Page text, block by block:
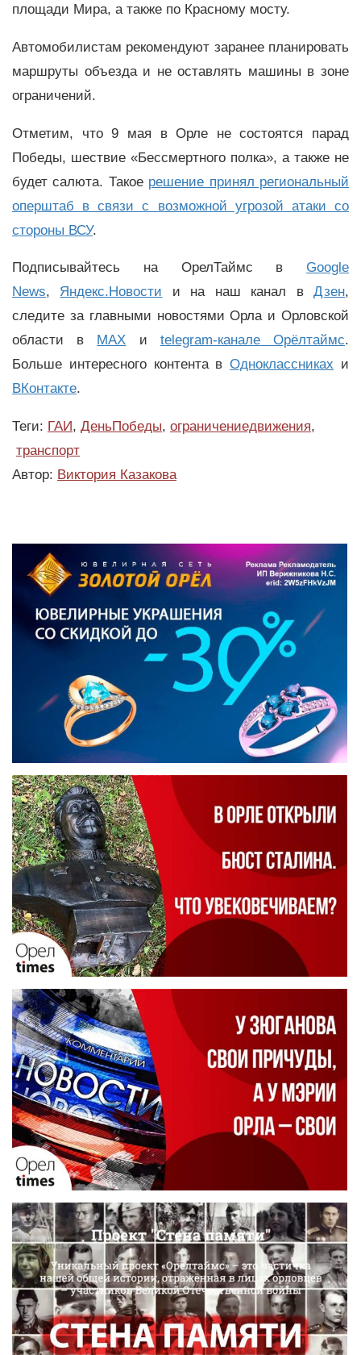
площади Мира, а также по Красному мосту.
Автомобилистам рекомендуют заранее планировать
маршруты объезда и не оставлять машины в зоне
ограничений.
Отметим, что 9 мая в Орле не состоятся парад
Победы, шествие «Бессмертного полка», а также не
будет салюта. Такое решение принял региональный
оперштаб в связи с возможной угрозой атаки со
стороны ВСУ.
Подписывайтесь на ОрелТаймс в Google
News, Яндекс.Новости и на наш канал вДзен,
следите за главными новостями Орла и Орловской
области в MAX и telegram-канале Орёлтаймс.
Больше интересного контента вОдноклассниках и
ВКонтакте.
Теги: ГАИ, ДеньПобеды, ограничениедвижения,
транспорт
Автор: Виктория Казакова